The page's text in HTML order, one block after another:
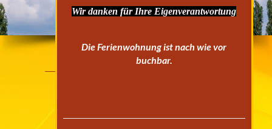
Wir danken für Ihre Eigenverantwortung
Die Ferienwohnung ist nach wie vor
buchbar.
Adresse